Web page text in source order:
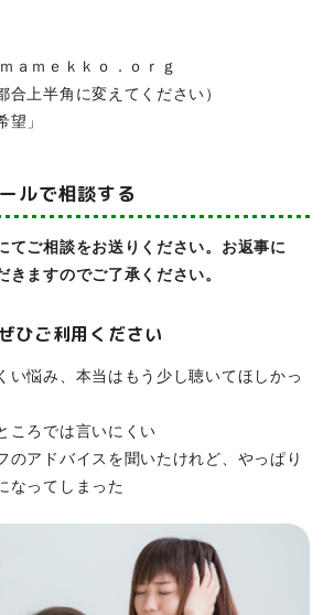
ａｍｅｋｋｏ．ｏｒｇ
合上半角に変えてください）
望」
ルで相談する
てご相談をお送りください。お返事に
きますのでご了承ください。
ひご利用ください
い悩み、本当はもう少し聴いてほしかっ
ころでは言いにくい
のアドバイスを聞いたけれど、やっぱり
なってしまった